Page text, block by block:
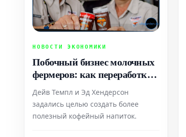
НОВОСТИ ЭКОНОМИКИ
Побочный бизнес молочных
фермеров: как переработка
популярного продукта
приносит $40 000 в месяц
Дейв Темпл и Эд Хендерсон
задались целью создать более
полезный кофейный напиток.